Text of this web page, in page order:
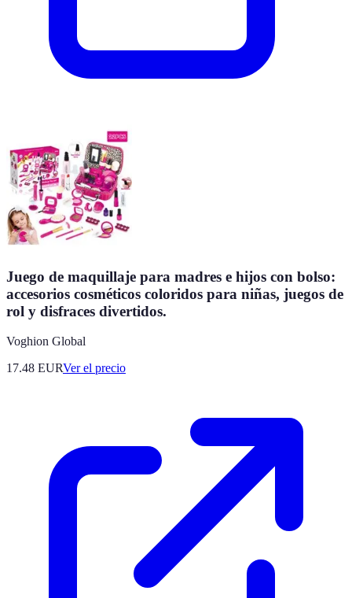
Juego de maquillaje para madres e hijos con bolso:
accesorios cosméticos coloridos para niñas, juegos de
rol y disfraces divertidos.
Voghion Global
17.48 EURVer el precio